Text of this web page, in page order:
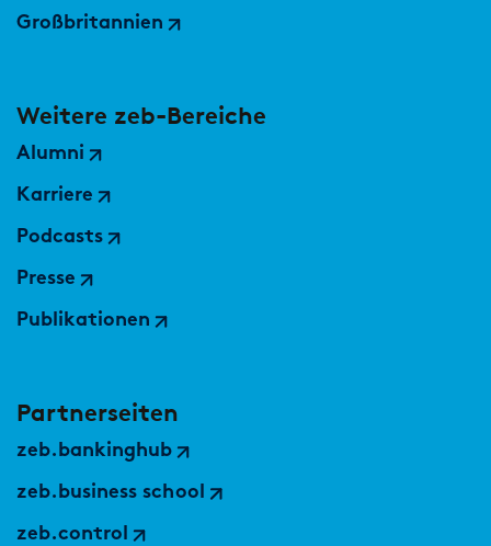
Großbritannien
Weitere zeb-Bereiche
Alumni
Karriere
Podcasts
Presse
Publikationen
Partnerseiten
zeb.bankinghub
zeb.business school
zeb.control